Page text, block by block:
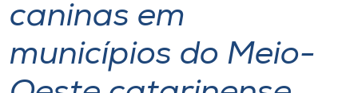
Portal de Ensino
caninas em
municípios do Meio-